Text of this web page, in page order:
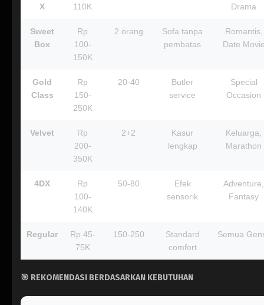
X 110K Drama
Sweet
Box
Rp
100-
150K
2 orang
Sofa tanpa
pembatas
Romantis,
Date
Gold
Class
Rp
150-
250K
20-40
Butler
service
Special
Occasion
Velvet
Rp
200-
350K
2+2
Kasur
lengkap
Keluarga,
Marathon
4DX
Rp
100-
140K
50-80
Efek
sensorik
Adventure,
Fantasy
Regular
Rp 45-
75K
150-250
Standard
comfort
Semua
🎯 REKOMENDASI BERDASARKAN KEBUTUHAN